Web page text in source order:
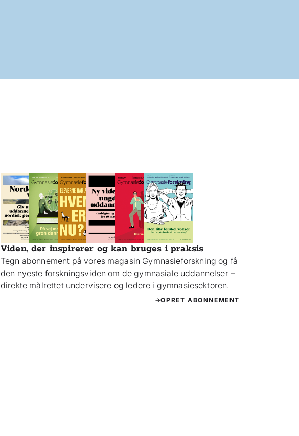
Viden, der inspirerer og kan bruges i praksis
Tegn abonnement på vores magasin Gymnasieforskning og få
den nyeste forskningsviden om de gymnasiale uddannelser –
direkte målrettet undervisere og ledere i gymnasiesektoren.
OPRET ABONNEMENT